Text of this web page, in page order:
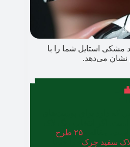
مشکی استایل شما را با
نشان می‌دهد.
۲۵ طرح
سفید چرک